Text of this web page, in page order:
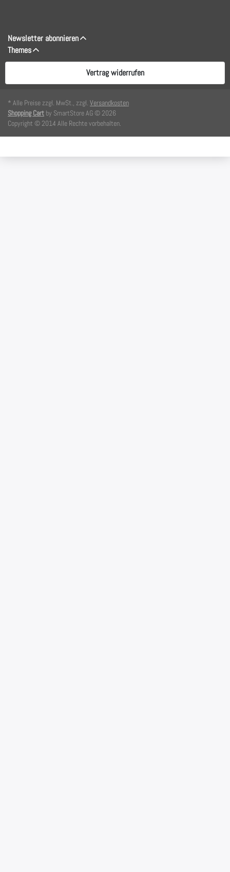
Newsletter abonnieren
Themes
Vertrag widerrufen
* Alle Preise zzgl. MwSt., zzgl. Versandkosten
Shopping Cart by SmartStore AG © 2026
Copyright © 2014 Alle Rechte vorbehalten.